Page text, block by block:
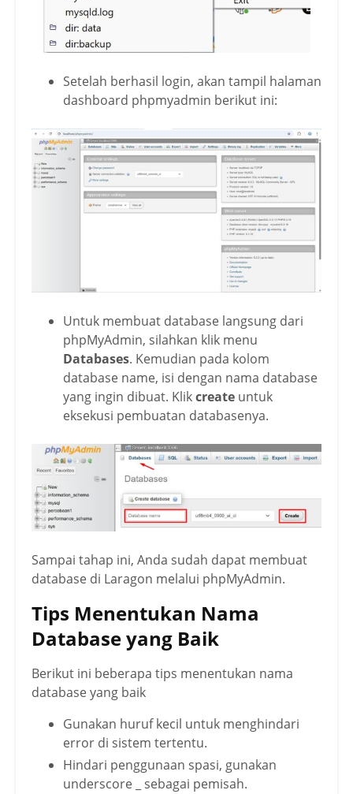
Setelah berhasil login, akan tampil halaman
dashboard phpmyadmin berikut ini:
Untuk membuat database langsung dari
phpMyAdmin, silahkan klik menu
Databases. Kemudian pada kolom
database name, isi dengan nama database
yang ingin dibuat. Klikcreate untuk
eksekusi pembuatan databasenya.
Sampai tahap ini, Anda sudah dapat membuat
database di Laragon melalui phpMyAdmin.
Tips Menentukan Nama
Database yang Baik
Berikut ini beberapa tips menentukan nama
database yang baik
Gunakan huruf kecil untuk menghindari
error di sistem tertentu.
Hindari penggunaan spasi, gunakan
underscore _ sebagai pemisah.